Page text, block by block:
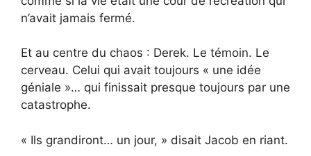
n’avait jamais fermé.
Et au centre du chaos : Derek. Le témoin. Le
cerveau. Celui qui avait toujours « une idée
géniale »… qui finissait presque toujours par une
catastrophe.
« Ils grandiront… un jour, » disait Jacob en riant.